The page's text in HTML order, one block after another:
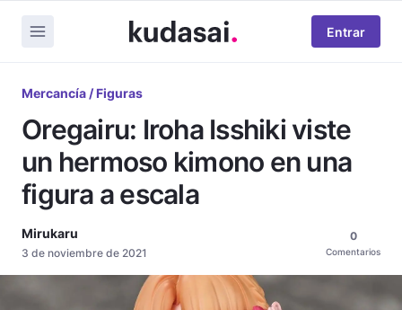
Entrar
Mercancía / Figuras
Oregairu: Iroha Isshiki viste
un hermoso kimono en una
figura a escala
Mirukaru
3 de noviembre de 2021
0
Comentarios